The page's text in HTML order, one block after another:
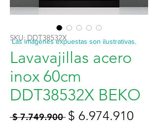
SKU: DDT38532X
Lavavajillas acero
inox 60cm
DDT38532X BEKO
$ 7.749.900 Precio
$ 6.974.910
Las imágenes expuestas son ilustrativas.